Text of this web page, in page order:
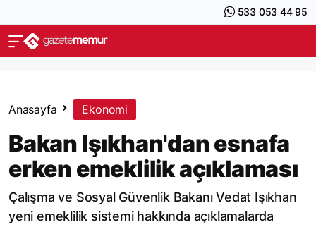
533 053 44 95
Anasayfa Ekonomi
Bakan Işıkhan'dan esnafa
erken emeklilik açıklaması
Çalışma ve Sosyal Güvenlik Bakanı Vedat Işıkhan
yeni emeklilik sistemi hakkında açıklamalarda